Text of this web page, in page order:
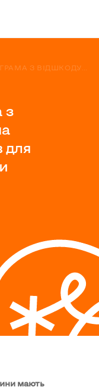
з
для
мають